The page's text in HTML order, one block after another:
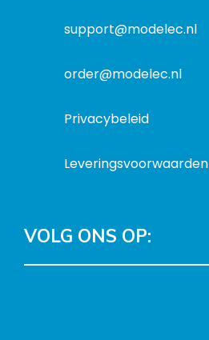
support@modelec.nl
order@modelec.nl
Privacybeleid
Leveringsvoorwaarden
VOLG ONS OP: